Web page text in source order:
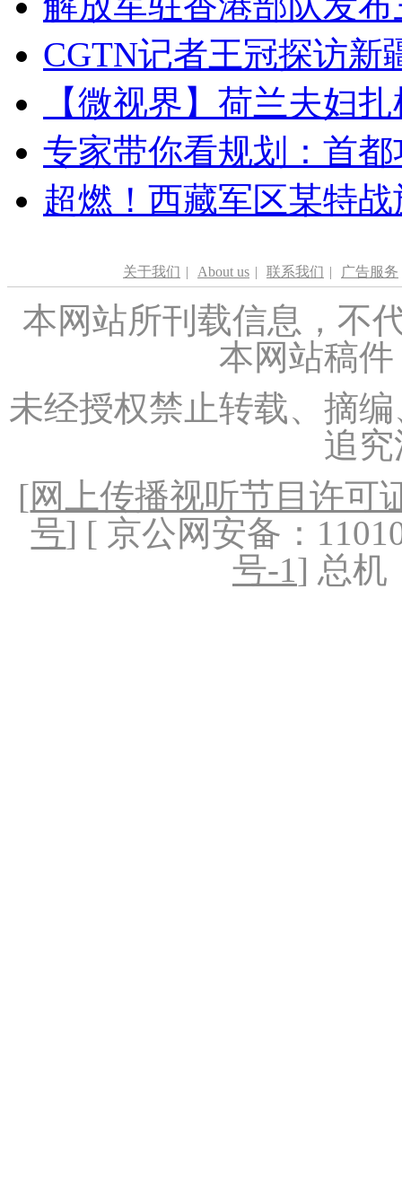
CGTN记者王冠探访新
【微视界】荷兰夫妇
专家带你看规划：首
超燃！西藏军区某特
关于我们 | About us | 联系我们 | 广告服务
本网站所刊载信息，不
本网站稿
未经授权禁止转载、摘
追
[网上传播视听节目许可
号] [ 京公网安备：
号-1] 总机